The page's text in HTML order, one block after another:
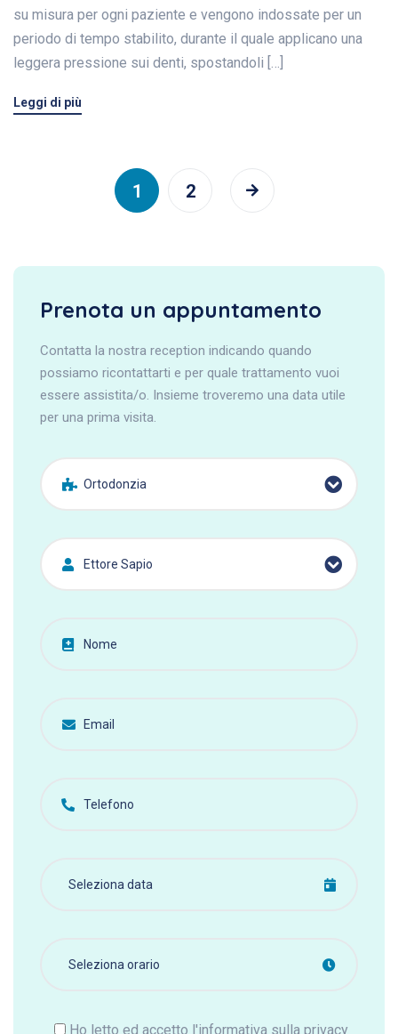
su misura per ogni paziente e vengono indossate per un
periodo di tempo stabilito, durante il quale applicano una
leggera pressione sui denti, spostandoli […]
Leggi di più
1 2
Prenota un appuntamento
Contatta la nostra reception indicando quando
possiamo ricontattarti e per quale trattamento vuoi
essere assistita/o. Insieme troveremo una data utile
per una prima visita.
Ortodonzia
Ettore Sapio
Ho letto ed accetto l'informativa sulla privacy